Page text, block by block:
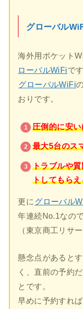
グローバル
海外用ポケット
ローバルWiFiです
グローバルWiFi
おりです。
圧倒的に安
最大5台のス
トラブルや
トしてもらえ
更に グローバル
年連続No.1なの
（東京商工リサ
懸念点があると
く、直前の予約
とです。
早めに予約すれ